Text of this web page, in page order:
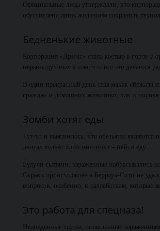
Официальные лица утверждали, что
обусловлена лишь желанием сохранить
Бедненькие животные
Корпорация «Дримс» стала костью в горле у
неравнодушных в том, что все это делается
В один прекрасный день стая макак сбежала
граждан и домашних животных, так и норовя
Зомби хотят еды
Тут-то и выяснилось, что обезьяны
двигал только один инстинкт – найти еду…
Будучи сытыми, зараженные набрасывались
Скрыть происходящее в Берроуз-Сити не
вопросов, особенно, к разработкам, которые
Это работа для спецназа!
Недоеденные трупы, оставленные